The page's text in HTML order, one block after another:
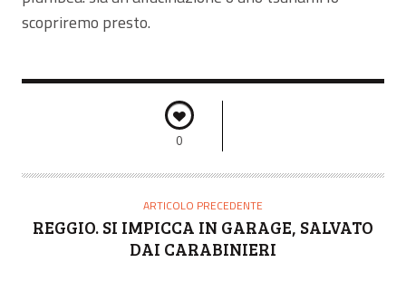
scopriremo presto.
0
ARTICOLO PRECEDENTE
REGGIO. SI IMPICCA IN GARAGE, SALVATO
DAI CARABINIERI